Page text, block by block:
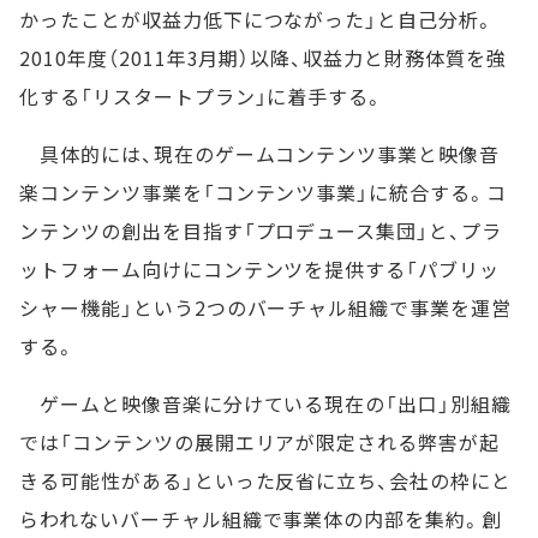
かったことが収益力低下につながった」と自己分析。
2010年度（2011年3月期）以降、収益力と財務体質を強
化する「リスタートプラン」に着手する。
具体的には、現在のゲームコンテンツ事業と映像音
楽コンテンツ事業を「コンテンツ事業」に統合する。コ
ンテンツの創出を目指す「プロデュース集団」と、プラ
ットフォーム向けにコンテンツを提供する「パブリッ
シャー機能」という2つのバーチャル組織で事業を運営
する。
ゲームと映像音楽に分けている現在の「出口」別組織
では「コンテンツの展開エリアが限定される弊害が起
きる可能性がある」といった反省に立ち、会社の枠にと
らわれないバーチャル組織で事業体の内部を集約。創